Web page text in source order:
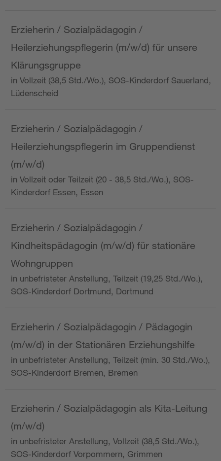
Erzieherin / Sozialpädagogin /
Heilerziehungspflegerin (m/w/d) für unsere
Klärungsgruppe
in Vollzeit (38,5 Std./Wo.), SOS-Kinderdorf Sauerland,
Lüdenscheid
Erzieherin / Sozialpädagogin /
Heilerziehungspflegerin im Gruppendienst
(m/w/d)
in Vollzeit oder Teilzeit (20 - 38,5 Std./Wo.), SOS-
Kinderdorf Essen, Essen
Erzieherin / Sozialpädagogin /
Kindheitspädagogin (m/w/d) für stationäre
Wohngruppen
in unbefristeter Anstellung, Teilzeit (19,25 Std./Wo.),
SOS-Kinderdorf Dortmund, Dortmund
Erzieherin / Sozialpädagogin / Pädagogin
(m/w/d) in der Stationären Erziehungshilfe
in unbefristeter Anstellung, Teilzeit (min. 30 Std./Wo.),
SOS-Kinderdorf Bremen, Bremen
Erzieherin / Sozialpädagogin als Kita-Leitung
(m/w/d)
in unbefristeter Anstellung, Vollzeit (38,5 Std./Wo.),
SOS-Kinderdorf Vorpommern, Grimmen